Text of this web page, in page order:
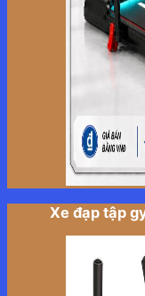
Xe đạp tập